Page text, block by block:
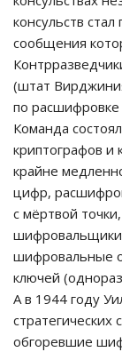
консульств
сообщения
(штат
по расшифровке
Команда
криптографов и
крайне
цифр,
с мёртвой
шифровальные
ключей
А в 1944 году
обгоревшие